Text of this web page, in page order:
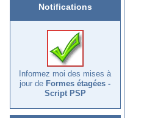
Notifications
Informez moi des mises à
jour de Formes étagées -
Script PSP